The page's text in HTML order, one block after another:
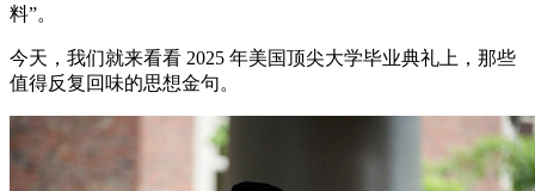
料”。
今天，我们就来看看 2025 年美国顶尖大学毕业典礼上，那些
值得反复回味的思想金句。